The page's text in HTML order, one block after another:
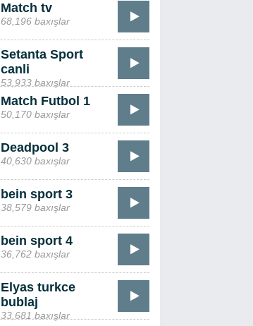
Match tv
68,196 baxışlar
Setanta Sport
canli
53,933 baxışlar
Match Futbol 1
50,170 baxışlar
Deadpool 3
40,630 baxışlar
bein sport 3
38,579 baxışlar
bein sport 4
36,762 baxışlar
Elyas turkce
bublaj
33,681 baxışlar